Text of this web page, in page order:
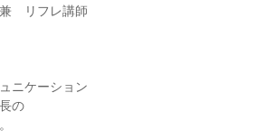
リフレ講師
ニケーション
の